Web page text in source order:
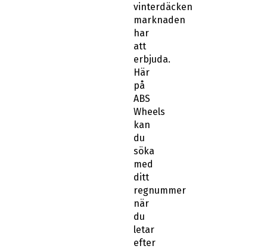
vinterdäcken
marknaden
har
att
erbjuda.
Här
på
ABS
Wheels
kan
du
söka
med
ditt
regnummer
när
du
letar
efter